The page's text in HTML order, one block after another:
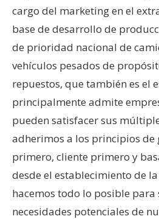
cargo del marketing en el
base de desarrollo de
de prioridad nacional de
vehículos pesados ​​de
repuestos, que también es el
principalmente admite
pueden satisfacer sus
adherimos a los principios de
primero, cliente primero y
desde el establecimiento de
hacemos todo lo posible para
necesidades potenciales de